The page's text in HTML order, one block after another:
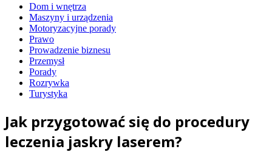
Dom i wnętrza
Maszyny i urządzenia
Motoryzacyjne porady
Prawo
Prowadzenie biznesu
Przemysł
Porady
Rozrywka
Turystyka
Jak przygotować się do procedury
leczenia jaskry laserem?